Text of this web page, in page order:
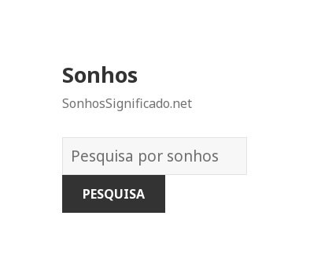
Sonhos
SonhosSignificado.net
Dicionário
dos
Sonhos: